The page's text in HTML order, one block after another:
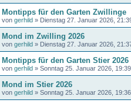
Montipps für den Garten Zwillinge
von gerhild» Dienstag 27. Januar 2026,
Mond im Zwilling 2026
von gerhild» Dienstag 27. Januar 2026,
Montipps für den Garten Stier 2026
von gerhild» Sonntag 25. Januar 2026, 19:39
Mond im Stier 2026
von gerhild» Sonntag 25. Januar 2026, 19:36